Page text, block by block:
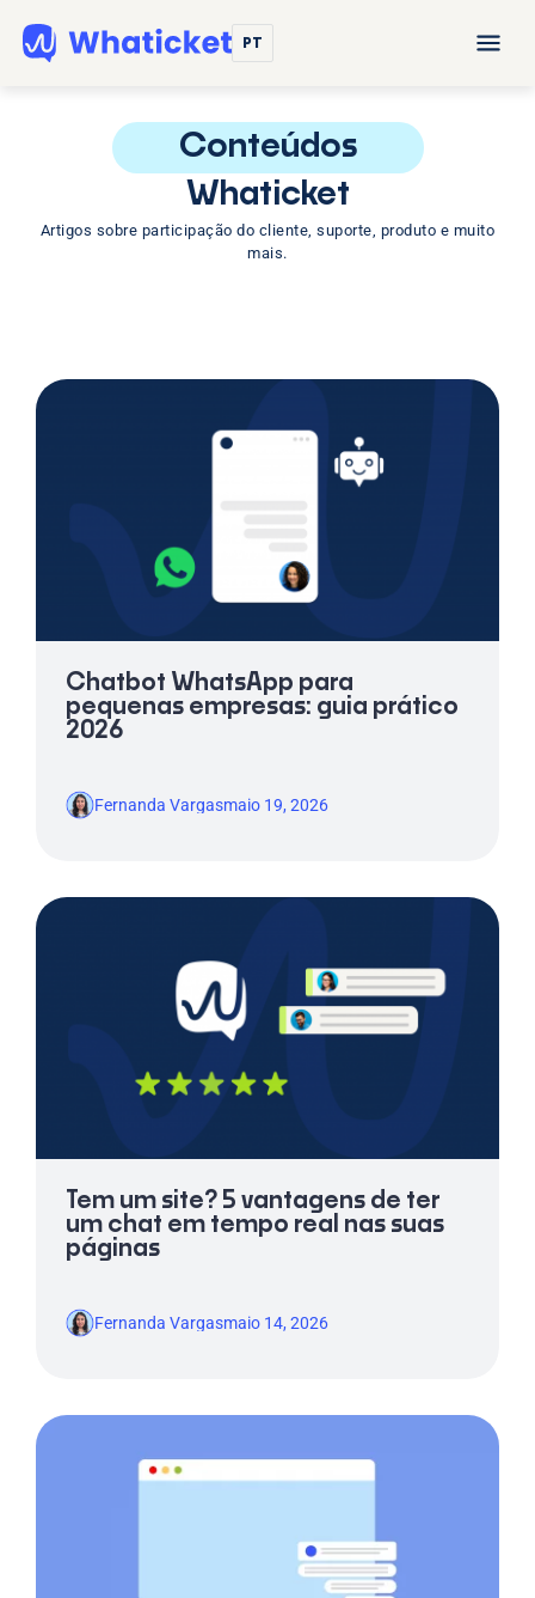
PT
Conteúdos
Whaticket
Artigos sobre participação do cliente, suporte, produto e muito
mais.
Chatbot WhatsApp para
pequenas empresas: guia prático
2026
Fernanda Vargasmaio 19, 2026
Tem um site? 5 vantagens de ter
um chat em tempo real nas suas
páginas
Fernanda Vargasmaio 14, 2026